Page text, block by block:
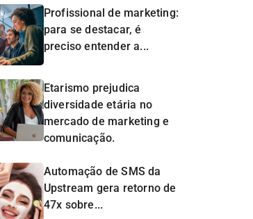
Profissional de marketing:
para se destacar, é
preciso entender a...
Etarismo prejudica
diversidade etária no
mercado de marketing e
comunicação.
Automação de SMS da
Upstream gera retorno de
47x sobre...